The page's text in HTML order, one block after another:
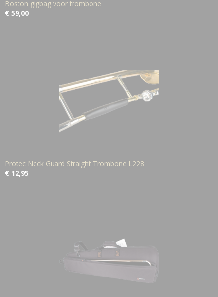
Boston gigbag voor trombone
€ 59,00
Protec Neck Guard Straight Trombone L228
€ 12,95